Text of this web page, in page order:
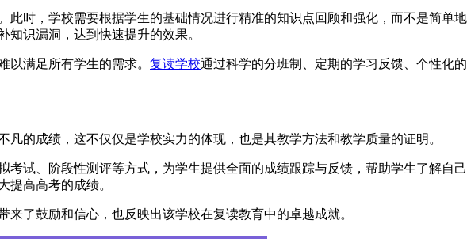
时，学校需要根据学生的基础情况进行精准的知识点回顾和强化，而不是简单地
识漏洞，达到快速提升的效果。
满足所有学生的需求。 复读学校通过科学的分班制、定期的学习反馈、个性化的
成绩，这不仅仅是学校实力的体现，也是其教学方法和教学质量的证明。
试、阶段性测评等方式，为学生提供全面的成绩跟踪与反馈，帮助学生了解自己
提高高考的成绩。
了鼓励和信心，也反映出该学校在复读教育中的卓越成就。